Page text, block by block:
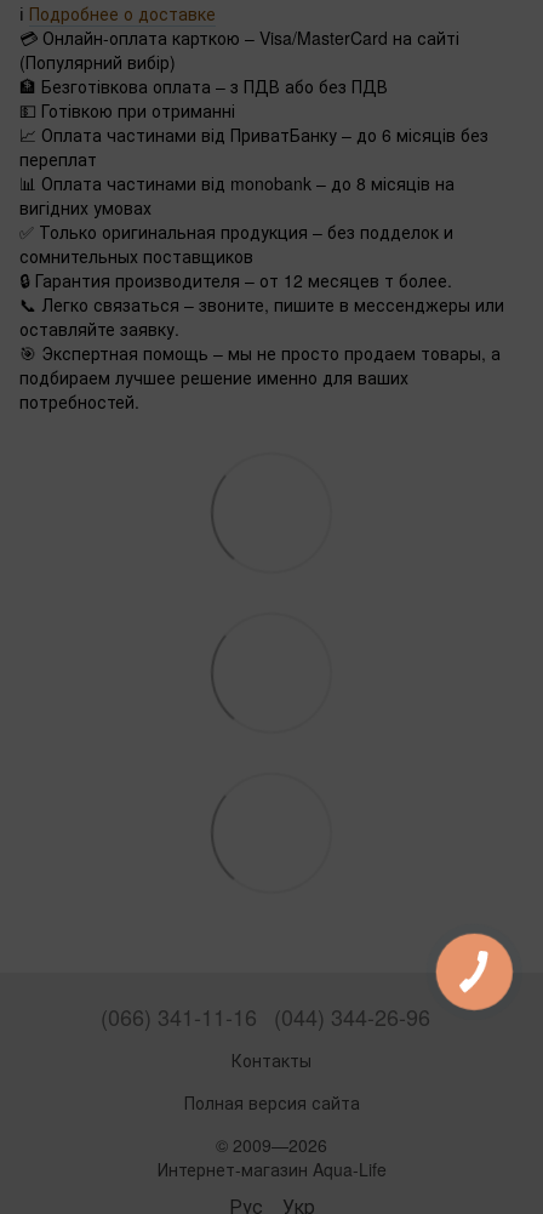
ℹ️ Подробнее о доставке
💳 Онлайн-оплата карткою – Visa/MasterCard на сайті
(Популярний вибір)
🏦 Безготівкова оплата – з ПДВ або без ПДВ
💵 Готівкою при отриманні
📈 Оплата частинами від ПриватБанку – до 6 місяців без
переплат
📊 Оплата частинами від monobank – до 8 місяців на
вигідних умовах
✅ Только оригинальная продукция – без подделок и
сомнительных поставщиков
🔒 Гарантия производителя – от 12 месяцев т более.
📞 Легко связаться – звоните, пишите в мессенджеры или
оставляйте заявку.
🎯 Экспертная помощь – мы не просто продаем товары, а
подбираем лучшее решение именно для ваших
потребностей.
(066) 341-11-16 (044) 344-26-96
Контакты
Полная версия сайта
© 2009—2026
Интернет-магазин Aqua-Life
Рус Укр